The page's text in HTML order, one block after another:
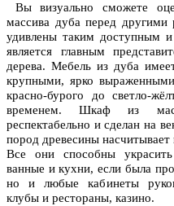
Вы визуально сможете
массива дуба перед другими
удивлены таким доступным
является главным
дерева. Мебель из дуба
крупными, ярко
красно-бурого до светло-
временем. Шкаф из
респектабельно и сделан на
пород древесины насчитывает
Все они способны
ванные и кухни, если была
но и любые кабинеты
клубы и рестораны, казино.